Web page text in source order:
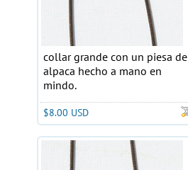
collar grande con un piesa de
alpaca hecho a mano en
mindo.
$8.00 USD